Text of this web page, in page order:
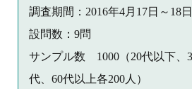
調査期間：2016年4月17日～18日
設問数：9問
サンプル数 1000（20代以下、
代、60代以上各200人）